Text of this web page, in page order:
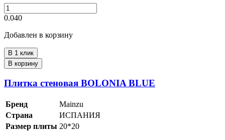
0.040
Добавлен в корзину
В 1 клик
В корзину
Плитка стеновая BOLONIA BLUE
Бренд
Mainzu
Страна
ИСПАНИЯ
Размер плиты 20*20